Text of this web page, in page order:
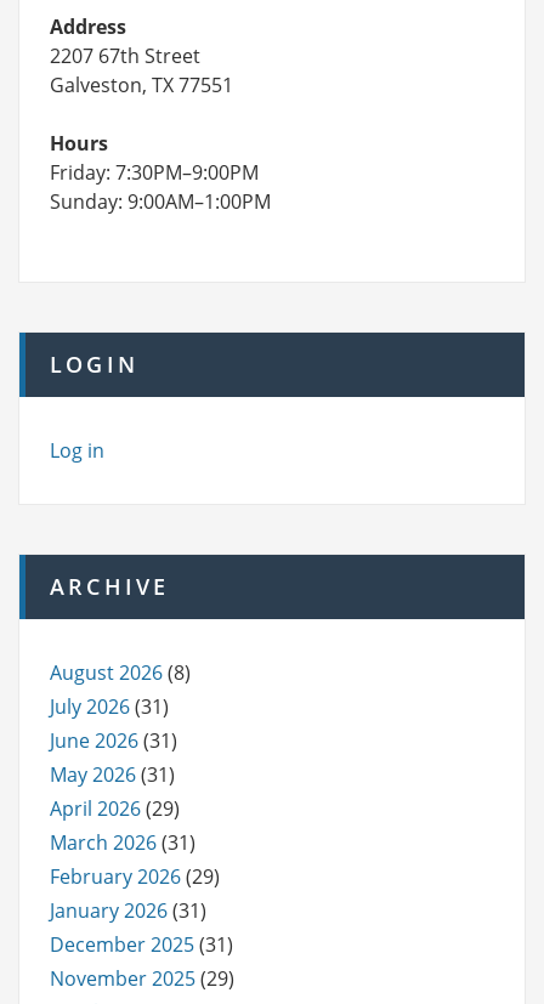
Address
2207 67th Street
Galveston, TX 77551
Hours
Friday: 7:30PM–9:00PM
Sunday: 9:00AM–1:00PM
LOGIN
Log in
ARCHIVE
August 2026(8)
July 2026(31)
June 2026(31)
May 2026(31)
April 2026(29)
March 2026(31)
February 2026(29)
January 2026(31)
December 2025(31)
November 2025(29)